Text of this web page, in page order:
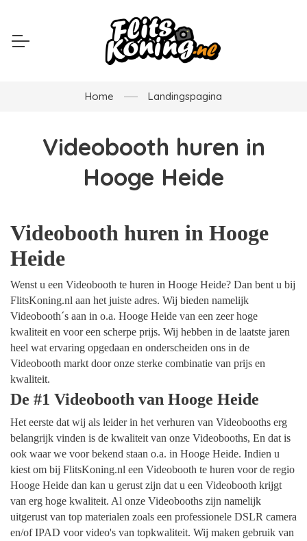
Home Landingspagina
Videobooth huren in
Hooge Heide
Videobooth huren in Hooge
Heide
Wenst u een Videobooth te huren in Hooge Heide? Dan bent u bij
FlitsKoning.nl aan het juiste adres. Wij bieden namelijk
Videobooth´s aan in o.a. Hooge Heide van een zeer hoge
kwaliteit en voor een scherpe prijs. Wij hebben in de laatste jaren
heel wat ervaring opgedaan en onderscheiden ons in de
Videobooth markt door onze sterke combinatie van prijs en
kwaliteit.
De #1 Videobooth van Hooge Heide
Het eerste dat wij als leider in het verhuren van Videobooths erg
belangrijk vinden is de kwaliteit van onze Videobooths, En dat is
ook waar we voor bekend staan o.a. in Hooge Heide. Indien u
kiest om bij FlitsKoning.nl een Videobooth te huren voor de regio
Hooge Heide dan kan u gerust zijn dat u een Videobooth krijgt
van erg hoge kwaliteit. Al onze Videobooths zijn namelijk
uitgerust van top materialen zoals een professionele DSLR camera
en/of IPAD voor video's van topkwaliteit. Wij maken gebruik van